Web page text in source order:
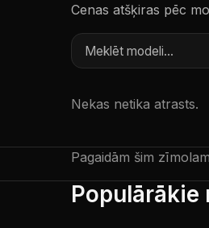
Cenas atšķiras pēc
Nekas netika atrasts.
Pagaidām šim
Populārākie